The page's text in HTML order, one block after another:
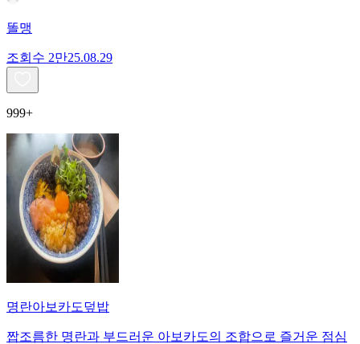
똘맹
조회수 2만25.08.29
999+
명란아보카도덮밥
짭조름한 명란과 부드러운 아보카도의 조합으로 즐거운 점심